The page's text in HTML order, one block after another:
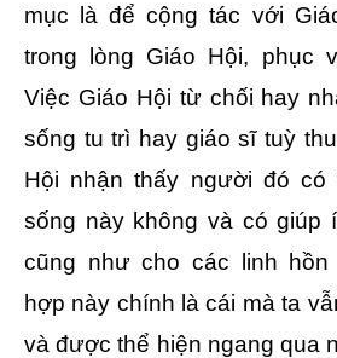
mục là để cộng tác với
trong lòng Giáo Hội, phục
Việc Giáo Hội từ chối hay
sống tu trì hay giáo sĩ tuỳ
Hội nhận thấy người đó
sống này không và có giúp
cũng như cho các linh hồn
hợp này chính là cái mà ta
và được thể hiện ngang qua